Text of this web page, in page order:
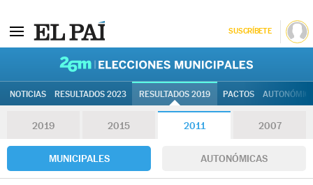
SUSCRÍBETE
NOTICIAS RESULTADOS 2023 RESULTADOS 2019 PACTOS
2019 2015 2011 2007
MUNICIPALES AUTONÓMICAS